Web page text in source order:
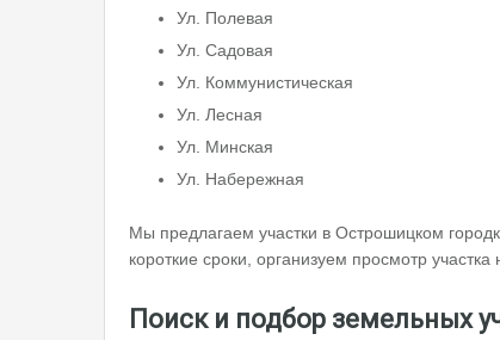
Ул. Полевая
Ул. Садовая
Ул. Коммунистическая
Ул. Лесная
Ул. Минская
Ул. Набережная
Мы предлагаем участки в Острошицком
короткие сроки, организуем просмотр
Поиск и подбор земельных